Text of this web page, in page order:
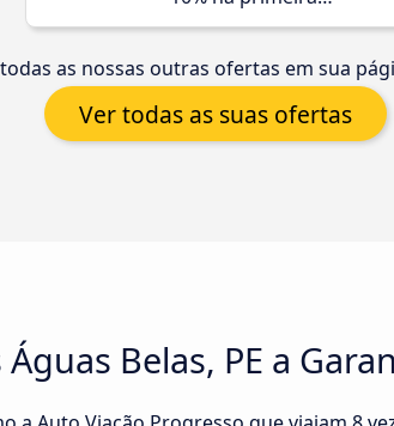
compra!
as nossas outras ofertas em sua
Ver todas as suas ofertas
Belas, PE a